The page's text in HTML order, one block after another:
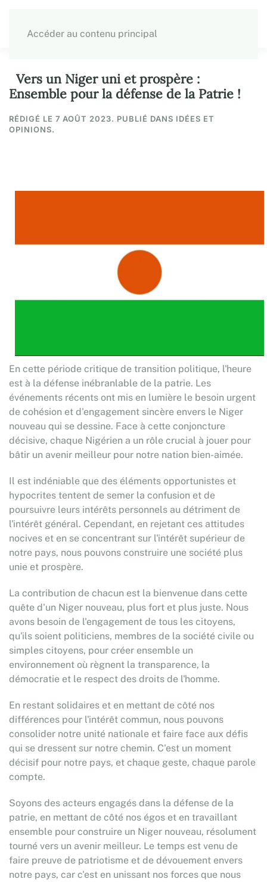
Accéder au contenu principal
Vers un Niger uni et prospère :
Ensemble pour la défense de la Patrie !
RÉDIGÉ LE 7 AOÛT 2023. PUBLIÉ DANS IDÉES ET
OPINIONS.
En cette période critique de transition politique, l'heure
est à la défense inébranlable de la patrie. Les
événements récents ont mis en lumière le besoin urgent
de cohésion et d'engagement sincère envers le Niger
nouveau qui se dessine. Face à cette conjoncture
décisive, chaque Nigérien a un rôle crucial à jouer pour
bâtir un avenir meilleur pour notre nation bien-aimée.
Il est indéniable que des éléments opportunistes et
hypocrites tentent de semer la confusion et de
poursuivre leurs intérêts personnels au détriment de
l'intérêt général. Cependant, en rejetant ces attitudes
nocives et en se concentrant sur l'intérêt supérieur de
notre pays, nous pouvons construire une société plus
unie et prospère.
La contribution de chacun est la bienvenue dans cette
quête d'un Niger nouveau, plus fort et plus juste. Nous
avons besoin de l'engagement de tous les citoyens,
qu'ils soient politiciens, membres de la société civile ou
simples citoyens, pour créer ensemble un
environnement où règnent la transparence, la
démocratie et le respect des droits de l'homme.
En restant solidaires et en mettant de côté nos
différences pour l'intérêt commun, nous pouvons
consolider notre unité nationale et faire face aux défis
qui se dressent sur notre chemin. C'est un moment
décisif pour notre pays, et chaque geste, chaque parole
compte.
Soyons des acteurs engagés dans la défense de la
patrie, en mettant de côté nos égos et en travaillant
ensemble pour construire un Niger nouveau, résolument
tourné vers un avenir meilleur. Le temps est venu de
faire preuve de patriotisme et de dévouement envers
notre pays, car c'est en unissant nos forces que nous